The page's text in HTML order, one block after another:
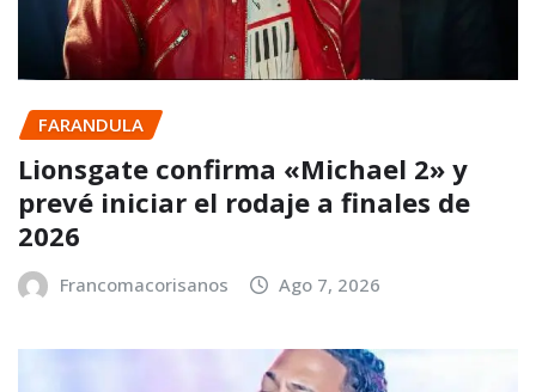
FARANDULA
Lionsgate confirma «Michael 2» y
prevé iniciar el rodaje a finales de
2026
Francomacorisanos Ago 7, 2026